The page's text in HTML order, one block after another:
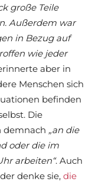
große Teile
Außerdem war
in Bezug auf
wie jeder
aber in
Menschen sich
befinden
Die
demnach „an die
oder die im
arbeiten“. Auch
denke sie, die